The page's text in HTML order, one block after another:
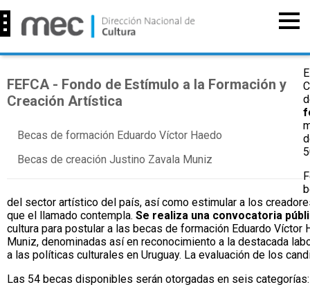
FEFCA - Fondo de Estímulo a la Formación y
Creación Artística
Becas de formación Eduardo Víctor Haedo
Becas de creación Justino Zavala Muniz
del sector artístico del país, así como estimular a los
que el llamado contempla. Se realiza una convocatoria
cultura para postular a las becas de formación Eduardo
Muniz, denominadas así en reconocimiento a la destacada
a las políticas culturales en Uruguay. La evaluación de los
Las 54 becas disponibles serán otorgadas en seis categorías: